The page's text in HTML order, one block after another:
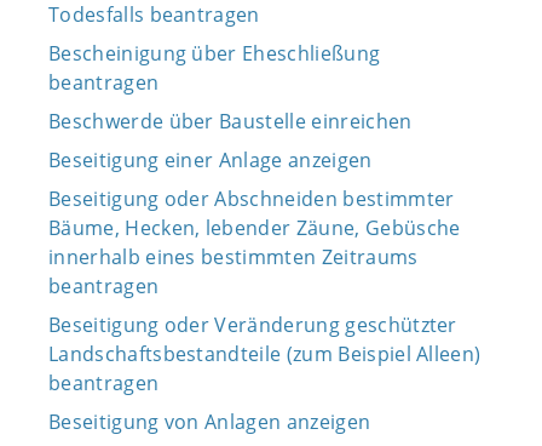
Todesfalls beantragen
Bescheinigung über Eheschließung
beantragen
Beschwerde über Baustelle einreichen
Beseitigung einer Anlage anzeigen
Beseitigung oder Abschneiden bestimmter
Bäume, Hecken, lebender Zäune, Gebüsche
innerhalb eines bestimmten Zeitraums
beantragen
Beseitigung oder Veränderung geschützter
Landschaftsbestandteile (zum Beispiel Alleen)
beantragen
Beseitigung von Anlagen anzeigen